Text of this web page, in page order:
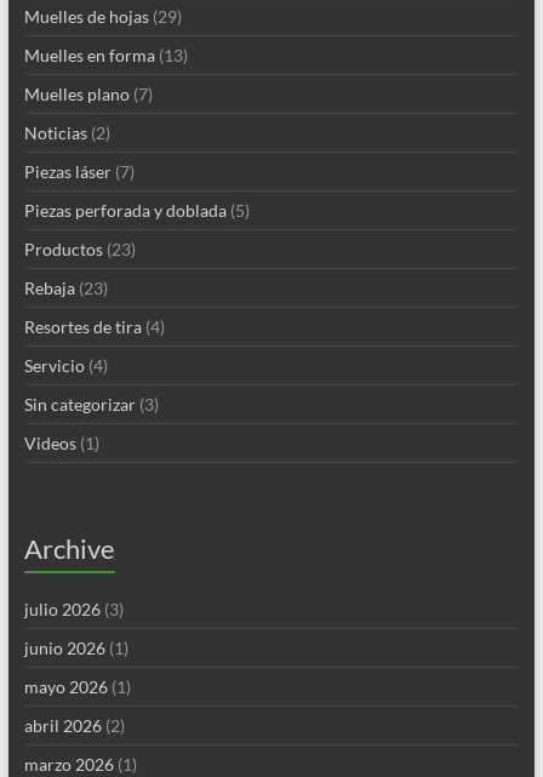
Muelles de hojas(29)
Muelles en forma(13)
Muelles plano(7)
Noticias(2)
Piezas láser(7)
Piezas perforada y doblada(5)
Productos(23)
Rebaja(23)
Resortes de tira(4)
Servicio(4)
Sin categorizar(3)
Videos(1)
Archive
julio 2026(3)
junio 2026(1)
mayo 2026(1)
abril 2026(2)
marzo 2026(1)